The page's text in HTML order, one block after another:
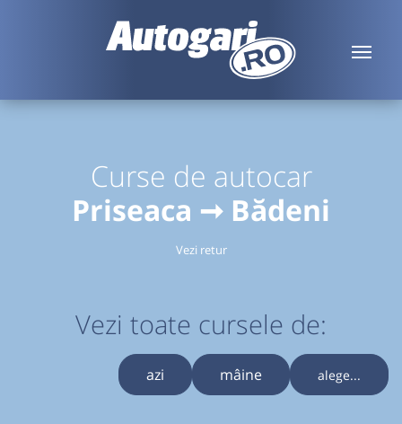
Curse de autocar
Priseaca ➞ Bădeni
Vezi retur
Vezi toate cursele de:
azi mâine alege...